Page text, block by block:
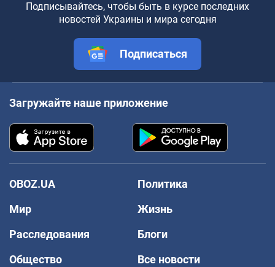
Подписывайтесь, чтобы быть в курсе последних
новостей Украины и мира сегодня
Подписаться
Загружайте наше приложение
OBOZ.UA
Политика
Мир
Жизнь
Расследования
Блоги
Общество
Все новости